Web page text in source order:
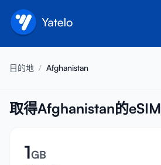
關於我們
推薦好友
目的地 / Afghanistan
取得Afghanistan的eSIM
1GB